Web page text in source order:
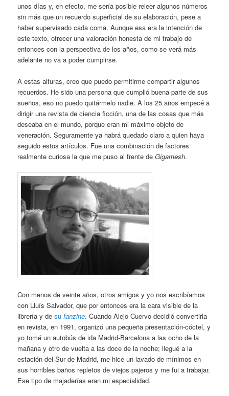
unos días y, en efecto, me sería posible releer algunos números
sin más que un recuerdo superficial de su elaboración, pese a
haber supervisado cada coma. Aunque esa era la intención de
este texto, ofrecer una valoración honesta de mi trabajo de
entonces con la perspectiva de los años, como se verá más
adelante no va a poder cumplirse.
A estas alturas, creo que puedo permitirme compartir algunos
recuerdos. He sido una persona que cumplió buena parte de sus
sueños, eso no puedo quitármelo nadie. A los 25 años empecé a
dirigir una revista de ciencia ficción, una de las cosas que más
deseaba en el mundo, porque eran mi máximo objeto de
veneración. Seguramente ya habrá quedado claro a quien haya
seguido estos artículos. Fue una combinación de factores
realmente curiosa la que me puso al frente deGigamesh.
Con menos de veinte años, otros amigos y yo nos escribíamos
con Lluís Salvador, que por entonces era la cara visible de la
librería y desufanzine. Cuando Alejo Cuervo decidió convertirla
en revista, en 1991, organizó una pequeña presentación-cóctel, y
yo tomé un autobús de ida Madrid-Barcelona a las ocho de la
mañana y otro de vuelta a las doce de la noche; llegué a la
estación del Sur de Madrid, me hice un lavado de mínimos en
sus horribles baños repletos de viejos pajeros y me fui a trabajar.
Ese tipo de majaderías eran mi especialidad.